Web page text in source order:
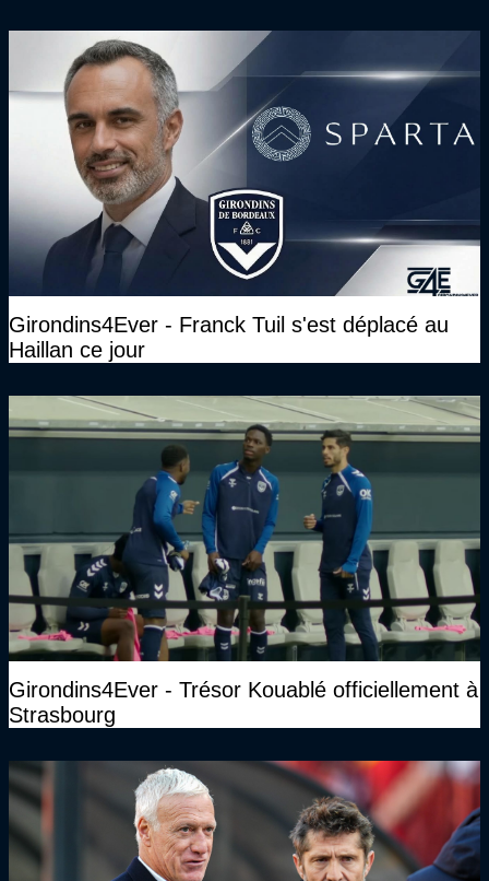
Girondins4Ever - Franck Tuil s'est déplacé au
Haillan ce jour
Girondins4Ever - Trésor Kouablé officiellement à
Strasbourg